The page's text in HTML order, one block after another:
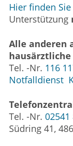
Hier finden
Unterstützung
Alle anderen
Tel. -Nr. 116
Notfalldienst
Tel. -Nr. 02541
Südring 41,